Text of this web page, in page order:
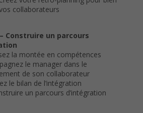
collaborateurs
Construire un parcours
la montée en compétences
le manager dans le
de son collaborateur
le bilan de l’intégration
un parcours d’intégration